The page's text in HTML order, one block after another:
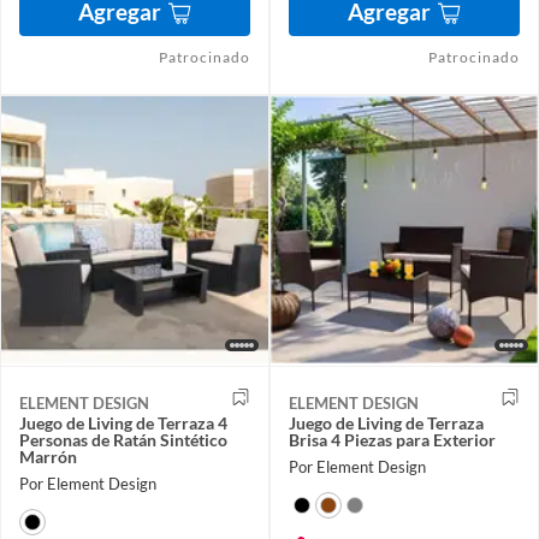
Agregar
Patrocinado
Agregar
Patrocinado
ELEMENT DESIGN
Juego de Living de Terraza 4
Personas de Ratán Sintético
Marrón
Por Element Design
ELEMENT DESIGN
Juego de Living de Terraza
Brisa 4 Piezas para Exterior
Por Element Design